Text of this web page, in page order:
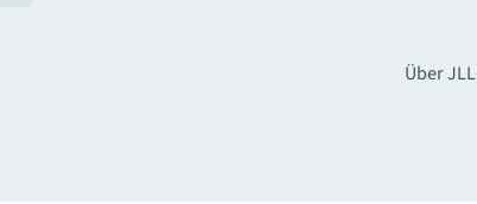
Über JLL